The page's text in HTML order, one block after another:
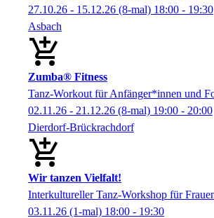
27.10.26 - 15.12.26 (8-mal) 18:00 - 19:30
Asbach
Zumba® Fitness
Tanz-Workout für Anfänger*innen und
02.11.26 - 21.12.26 (8-mal) 19:00 - 20:00
Dierdorf-Brückrachdorf
Wir tanzen Vielfalt!
Interkultureller Tanz-Workshop für
03.11.26 (1-mal) 18:00 - 19:30